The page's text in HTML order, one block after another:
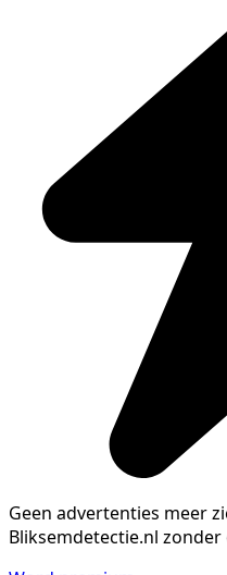
Geen advertenties meer
Bliksemdetectie.nl